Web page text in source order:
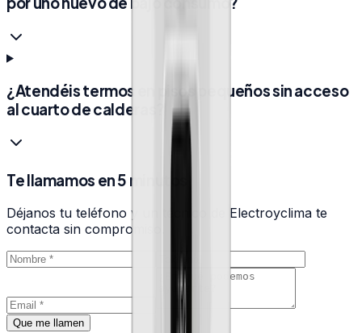
¿Atendéis termos en pisos pequeños sin acceso
al cuarto de calderas?
Te llamamos en 5 minutos
Déjanos tu teléfono y un técnico de Electroyclima te
contacta sin compromiso.
Que me llamen